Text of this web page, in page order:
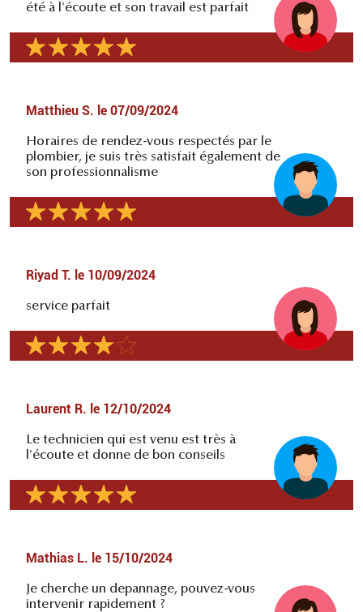
été à l'écoute et son travail est parfait
Matthieu S. le 07/09/2024
Horaires de rendez-vous respectés par le
plombier, je suis très satisfait également de
son professionnalisme
Riyad T. le 10/09/2024
service parfait
Laurent R. le 12/10/2024
Le technicien qui est venu est très à
l'écoute et donne de bon conseils
Mathias L. le 15/10/2024
Je cherche un depannage, pouvez-vous
intervenir rapidement ?